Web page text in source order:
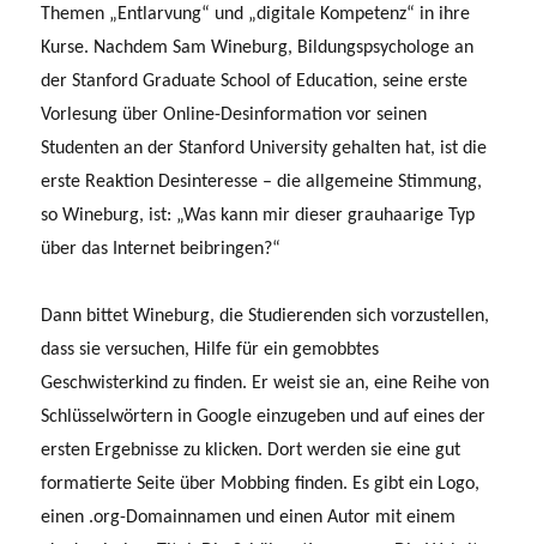
Themen „Entlarvung“ und „digitale Kompetenz“ in ihre
Kurse. Nachdem Sam Wineburg, Bildungspsychologe an
der Stanford Graduate School of Education, seine erste
Vorlesung über Online-Desinformation vor seinen
Studenten an der Stanford University gehalten hat, ist die
erste Reaktion Desinteresse – die allgemeine Stimmung,
so Wineburg, ist: „Was kann mir dieser grauhaarige Typ
über das Internet beibringen?“
Dann bittet Wineburg, die Studierenden sich vorzustellen,
dass sie versuchen, Hilfe für ein gemobbtes
Geschwisterkind zu finden. Er weist sie an, eine Reihe von
Schlüsselwörtern in Google einzugeben und auf eines der
ersten Ergebnisse zu klicken. Dort werden sie eine gut
formatierte Seite über Mobbing finden. Es gibt ein Logo,
einen .org-Domainnamen und einen Autor mit einem